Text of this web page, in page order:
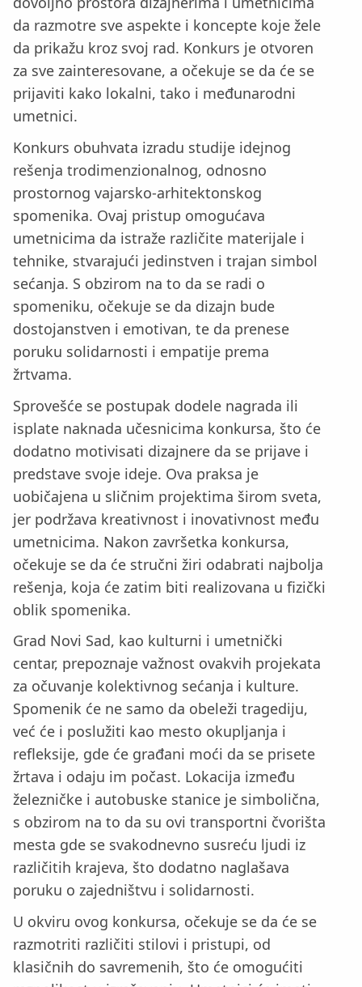
da razmotre sve aspekte i koncepte koje žele
da prikažu kroz svoj rad. Konkurs je otvoren
za sve zainteresovane, a očekuje se da će se
prijaviti kako lokalni, tako i međunarodni
umetnici.
Konkurs obuhvata izradu studije idejnog
rešenja trodimenzionalnog, odnosno
prostornog vajarsko-arhitektonskog
spomenika. Ovaj pristup omogućava
umetnicima da istraže različite materijale i
tehnike, stvarajući jedinstven i trajan simbol
sećanja. S obzirom na to da se radi o
spomeniku, očekuje se da dizajn bude
dostojanstven i emotivan, te da prenese
poruku solidarnosti i empatije prema
žrtvama.
Sprovešće se postupak dodele nagrada ili
isplate naknada učesnicima konkursa, što će
dodatno motivisati dizajnere da se prijave i
predstave svoje ideje. Ova praksa je
uobičajena u sličnim projektima širom sveta,
jer podržava kreativnost i inovativnost među
umetnicima. Nakon završetka konkursa,
očekuje se da će stručni žiri odabrati najbolja
rešenja, koja će zatim biti realizovana u fizički
oblik spomenika.
Grad Novi Sad, kao kulturni i umetnički
centar, prepoznaje važnost ovakvih projekata
za očuvanje kolektivnog sećanja i kulture.
Spomenik će ne samo da obeleži tragediju,
već će i poslužiti kao mesto okupljanja i
refleksije, gde će građani moći da se prisete
žrtava i odaju im počast. Lokacija između
železničke i autobuske stanice je simbolična,
s obzirom na to da su ovi transportni čvorišta
mesta gde se svakodnevno susreću ljudi iz
različitih krajeva, što dodatno naglašava
poruku o zajedništvu i solidarnosti.
U okviru ovog konkursa, očekuje se da će se
razmotriti različiti stilovi i pristupi, od
klasičnih do savremenih, što će omogućiti